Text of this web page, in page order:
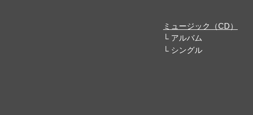
ミュージック（CD）
アルバム
シングル